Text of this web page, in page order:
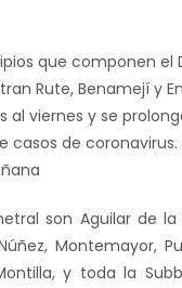
que componen el
Rute, Benamejí y
viernes y se
de coronavirus.
son Aguilar de la
Montemayor,
y toda la